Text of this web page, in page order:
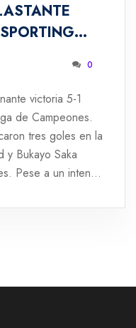
0
victoria 5-1
de Campeones.
tres goles en la
y Bukayo Saka
Pese a un intento
por Saka y un gol